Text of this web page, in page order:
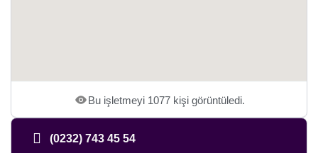
Bu işletmeyi 1077 kişi görüntüledi.
(0232) 743 45 54